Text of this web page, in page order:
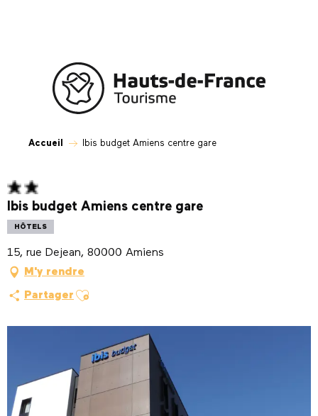
Accueil Ibis budget Amiens centre gare
Ibis budget Amiens centre gare
HÔTELS
15, rue Dejean, 80000 Amiens
M'y rendre
Partager Ajouter aux favoris